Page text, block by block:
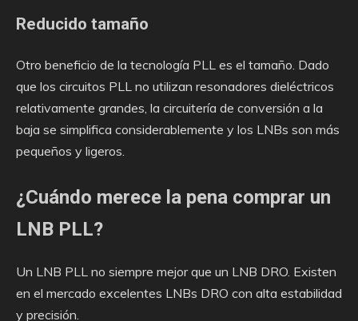
Reducido tamaño
Otro beneficio de la tecnología PLL es el tamaño. Dado
que los circuitos PLL no utilizan resonadores dieléctricos
relativamente grandes, la circuitería de conversión a la
baja se simplifica considerablemente y los LNBs son más
pequeños y ligeros.
¿Cuándo merece la pena comprar un
LNB PLL?
Un LNB PLL no siempre mejor que un LNB DRO. Existen
en el mercado excelentes LNBs DRO con alta estabilidad
y precisión.